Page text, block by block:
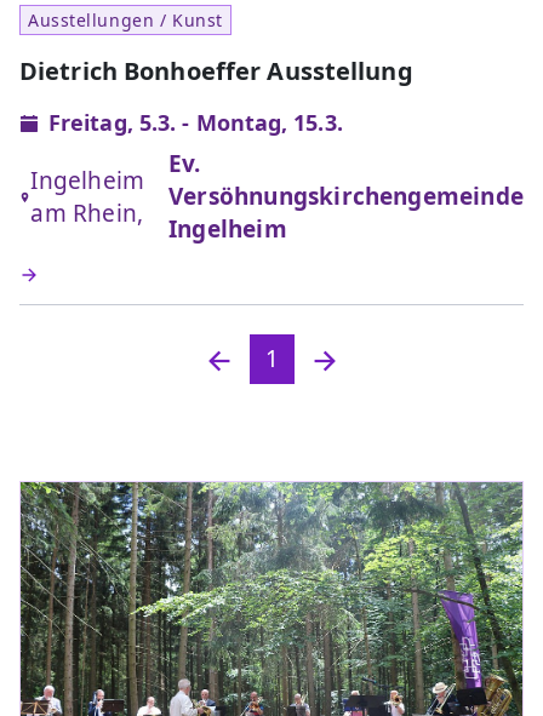
Ausstellungen / Kunst
Dietrich Bonhoeffer Ausstellung
Freitag, 5.3. - Montag, 15.3.
Ingelheim
am Rhein,
Ev.
Versöhnungskirchengemeinde
Ingelheim
1